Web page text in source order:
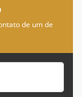
de um de